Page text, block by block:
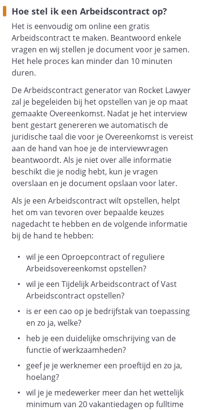
,
,
geboren op
te
, hierna te noemen: ‘
Werknemer
’;
Hierna gezamenlijk te noemen:
Partijen
Overwegen het volgende:
partijen gaan met elkaar een
arbeidsovereenkomst voor
leggen de tussen hen gemaakte
afspraken vast in deze
arbeidsovereenkomst
Nederland te kunnen werken
Zijn overeengekomen:
Artikel
1
- Datum indiensttreding, functie en
standplaats
Werknemer treedt op
bij Werkgever in dienst als
.
Hoe stel ik een Arbeidscontract op?
Het is eenvoudig om online een gratis
Arbeidscontract te maken. Beantwoord enkele
vragen en wij stellen je document voor je samen.
Het hele proces kan minder dan 10 minuten
duren.
De Arbeidscontract generator van Rocket Lawyer
zal je begeleiden bij het opstellen van je op maat
gemaakte Overeenkomst. Nadat je het interview
bent gestart genereren we automatisch de
juridische taal die voor je Overeenkomst is vereist
aan de hand van hoe je de interviewvragen
beantwoordt. Als je niet over alle informatie
beschikt die je nodig hebt, kun je vragen
overslaan en je document opslaan voor later.
Als je een Arbeidscontract wilt opstellen, helpt
het om van tevoren over bepaalde keuzes
nagedacht te hebben en de volgende informatie
bij de hand te hebben:
wil je een Oproepcontract of reguliere
Arbeidsovereenkomst opstellen?
wil je een Tijdelijk Arbeidscontract of Vast
Arbeidscontract opstellen?
is er een cao op je bedrijfstak van toepassing
en zo ja, welke?
heb je een duidelijke omschrijving van de
functie of werkzaamheden?
geef je je werknemer een proeftijd en zo ja,
hoelang?
wil je je medewerker meer dan het wettelijk
minimum van 20 vakantiedagen op fulltime